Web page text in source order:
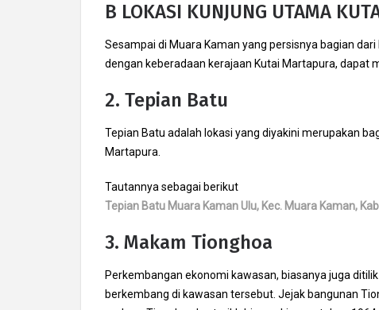
B LOKASI KUNJUNG UTAMA
Sesampai di Muara Kaman yang persisnya bagian
dengan keberadaan kerajaan Kutai Martapura, dapat
2. Tepian Batu
Tepian Batu adalah lokasi yang diyakini merupakan
Martapura.
Tautannya sebagai berikut
Tepian Batu Muara Kaman Ulu, Kec. Muara Kaman,
3. Makam Tionghoa
Perkembangan ekonomi kawasan, biasanya juga
berkembang di kawasan tersebut. Jejak bangunan